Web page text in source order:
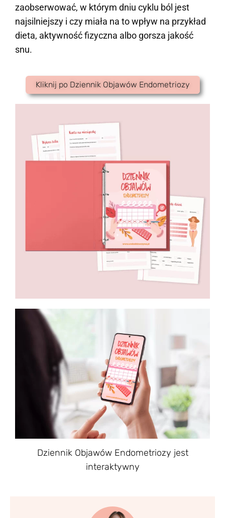
zaobserwować, w którym dniu cyklu ból jest
najsilniejszy i czy miała na to wpływ na przykład
dieta, aktywność fizyczna albo gorsza jakość
snu.
Kliknij po Dziennik Objawów Endometriozy
Dziennik Objawów Endometriozy jest
interaktywny